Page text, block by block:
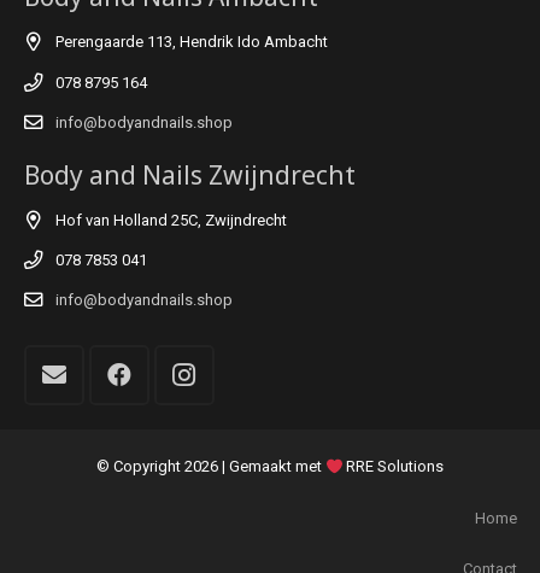
Perengaarde 113, Hendrik Ido Ambacht
078 8795 164
info@bodyandnails.shop
Body and Nails Zwijndrecht
Hof van Holland 25C, Zwijndrecht
078 7853 041
info@bodyandnails.shop
© Copyright 2026 | Gemaakt met RRE Solutions
Home
Contact